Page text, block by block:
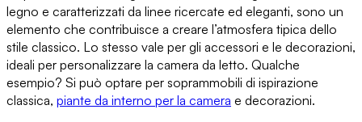
legno e caratterizzati da linee ricercate ed eleganti, sono un
elemento che contribuisce a creare l’atmosfera tipica dello
stile classico. Lo stesso vale per gli accessori e le decorazioni,
ideali per personalizzare la camera da letto. Qualche
esempio? Si può optare per soprammobili di ispirazione
classica, piante da interno per la camera e decorazioni.